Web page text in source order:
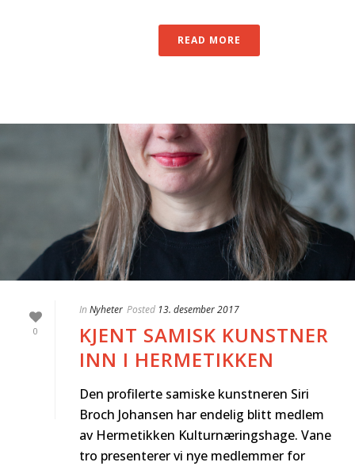
READ MORE
0
In Nyheter Posted 13. desember 2017
KJENT SAMISK KUNSTNER
INN I HERMETIKKEN
Den profilerte samiske kunstneren Siri
Broch Johansen har endelig blitt medlem
av Hermetikken Kulturnæringshage. Vane
tro presenterer vi nye medlemmer for